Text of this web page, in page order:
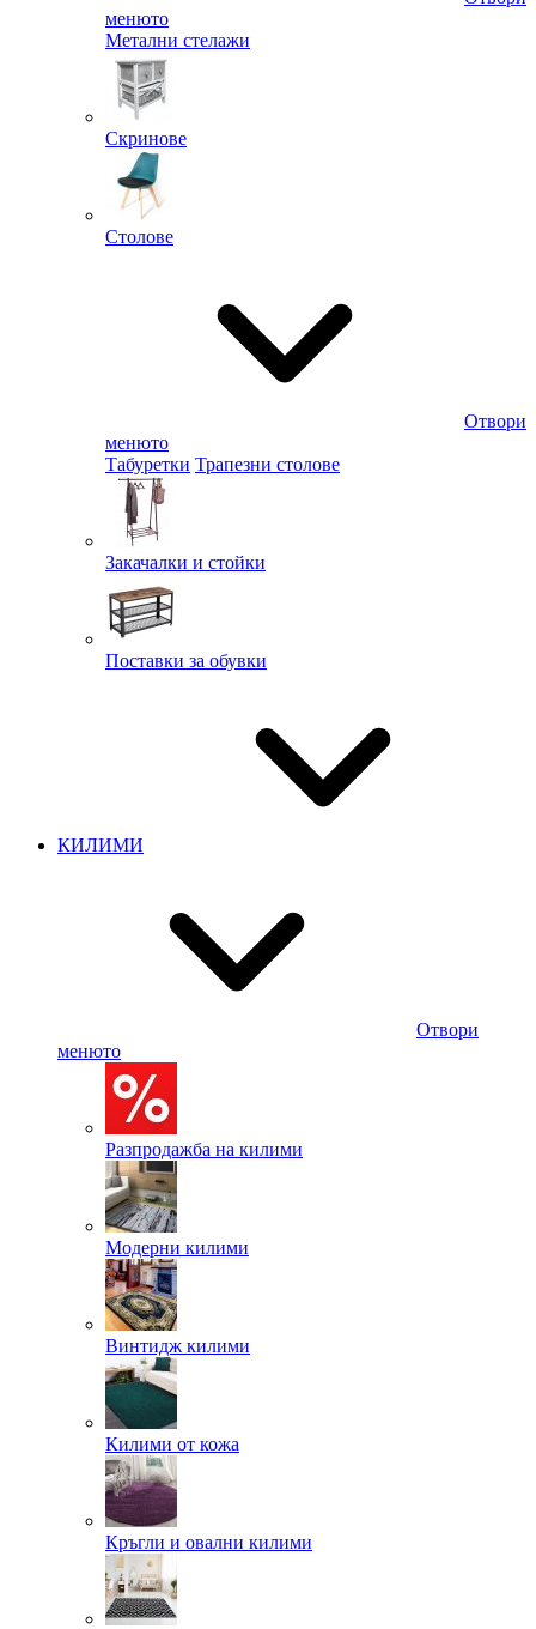
менюто
Метални стелажи
Скринове
Столове
Отвори
менюто
Табуретки Трапезни столове
Закачалки и стойки
Поставки за обувки
КИЛИМИ
Отвори
менюто
Разпродажба на килими
Модерни килими
Винтидж килими
Килими от кожа
Кръгли и овални килими